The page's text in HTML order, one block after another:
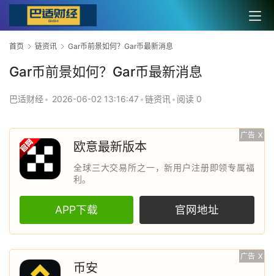
首页 链资讯 Gar币前景如何？Gar币最新消息
Gar币前景如何？Gar币最新消息
巴适财经• 2026-06-02 13:16:47 •链资讯 • 阅读 0
广告 X
欧意最新版本
全球三大交易所之一，新用户注册即领专属福
利。
APP下载 官网地址
广告 X
币安